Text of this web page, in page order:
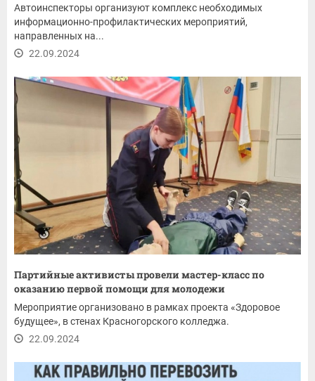
Автоинспекторы организуют комплекс необходимых
информационно-профилактических мероприятий,
направленных на...
22.09.2024
Партийные активисты провели мастер-класс по
оказанию первой помощи для молодежи
Мероприятие организовано в рамках проекта «Здоровое
будущее», в стенах Красногорского колледжа.
22.09.2024